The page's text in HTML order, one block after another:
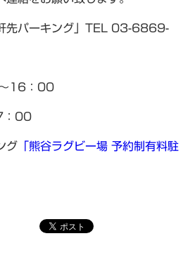
先パーキング」TEL 03-6869-
16：00
：00
グ 「熊谷ラグビー場 予約制有料駐